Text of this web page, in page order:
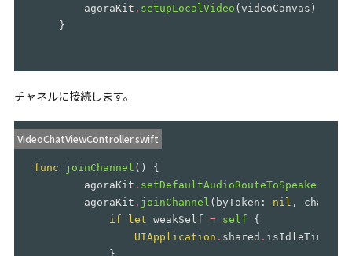
agoraKit . setupLocalVideo (videoCanvas )
}
チャネルに接続します。
VideoChatViewController.swift
func joinChannel ()
{
agoraKit .
agoraKit . joinChannel ( byToken : nil ,
if
let weakSelf = self
{
UIApplication . shared .